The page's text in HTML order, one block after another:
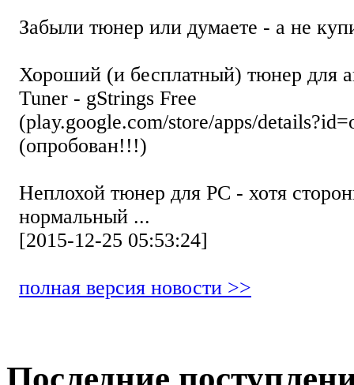
Забыли тюнер или думаете - а не
Хороший (и бесплатный) тюнер для
Tuner - gStrings Free
(play.google.com/store/apps/
(опробован!!!)
Неплохой тюнер для РС - хотя
нормальный ...
[2015-12-25 05:53:24]
полная версия новости >>